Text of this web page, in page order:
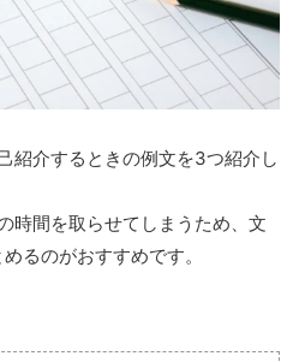
紹介するときの例文を3つ紹介し
時間を取らせてしまうため、文
るのがおすすめです。